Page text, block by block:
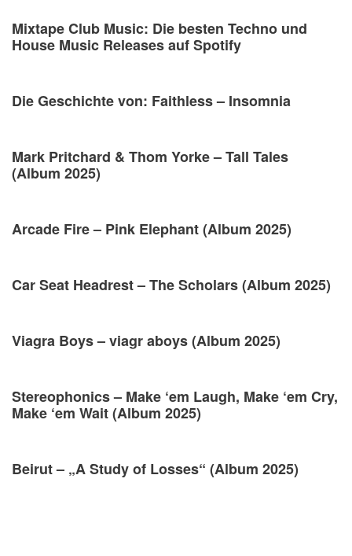
Mixtape Club Music: Die besten Techno und
House Music Releases auf Spotify
Die Geschichte von: Faithless – Insomnia
Mark Pritchard & Thom Yorke – Tall Tales
(Album 2025)
Arcade Fire – Pink Elephant (Album 2025)
Car Seat Headrest – The Scholars (Album 2025)
Viagra Boys – viagr aboys (Album 2025)
Stereophonics – Make ‘em Laugh, Make ‘em Cry,
Make ‘em Wait (Album 2025)
Beirut – „A Study of Losses“ (Album 2025)